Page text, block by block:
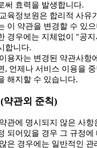
써 효력을 발생합니다.
육정보원은 합리적 사유
이 약관을 변경할 수 있
경우에는 지체없이 "공
합니다.
용자는 변경된 약관사항
, 언제나 서비스 이용을
해지할 수 있습니다.
약관외 준칙)
관에 명시되지 않은 사항
되어있을 경우 그 규정에
은 경우에는 일반적인 관